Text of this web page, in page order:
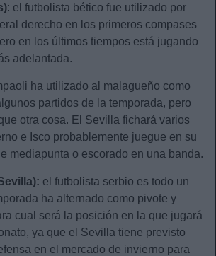
: el futbolista bético fue utilizado por
derecho en los primeros compases
en los últimos tiempos está jugando
adelantada.
ha utilizado al malagueño como
partidos de la temporada, pero
otra cosa. El Sevilla fichará varios
e Isco probablemente juegue en su
mediapunta o escorado en una banda.
el futbolista serbio es todo un
ha alternado como pivote y
cual será la posición en la que jugará
ya que el Sevilla tiene previsto
en el mercado de invierno para